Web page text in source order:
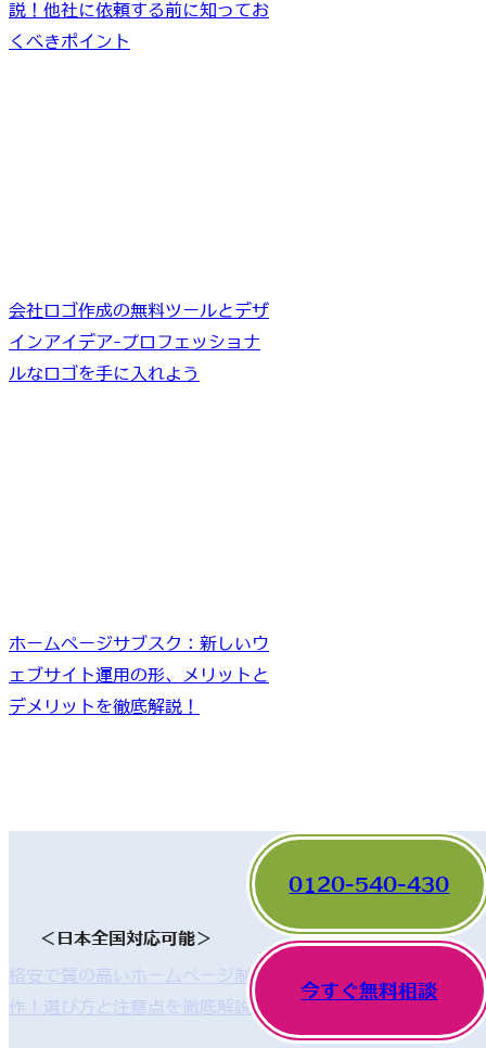
説！他社に依頼する前に知ってお
くべきポイント
会社ロゴ作成の無料ツールとデザ
インアイデア-プロフェッショナ
ルなロゴを手に入れよう
ホームページサブスク：新しいウ
ェブサイト運用の形、メリットと
デメリットを徹底解説！
格安で質の高いホームページ制
作！選び方と注意点を徹底解説
＜日本全国対応可能＞
0120-540-430
今すぐ無料相談